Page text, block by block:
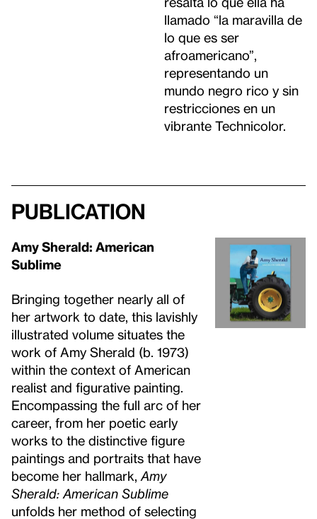
llamado “la maravilla de
lo que es ser
afroamericano”,
representando un
mundo negro rico y sin
restricciones en un
vibrante Technicolor.
Publication
Amy Sherald: American
Sublime
Bringing together nearly all of
her artwork to date, this lavishly
illustrated volume situates the
work of Amy Sherald (b. 1973)
within the context of American
realist and figurative painting.
Encompassing the full arc of her
career, from her poetic early
works to the distinctive figure
paintings and portraits that have
become her hallmark, Amy
Sherald: American Sublime
unfolds her method of selecting